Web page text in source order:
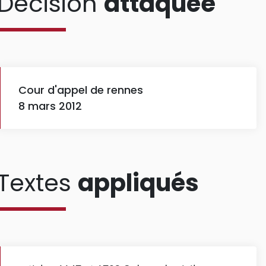
Cour d'appel de rennes
8 mars 2012
appliqués